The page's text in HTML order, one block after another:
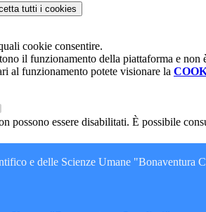
tutti i cookies
cookie consentire.
il funzionamento della piattaforma e non
al funzionamento potete visionare la
possono essere disabilitati. È possibile
e delle Scienze Umane "Bonaventura